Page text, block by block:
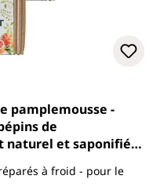
pamplemousse -
de
à froid - pour le